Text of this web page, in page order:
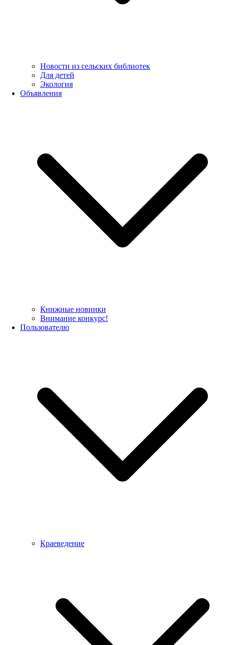
Новости из сельских библиотек
Для детей
Экология
Объявления
Книжные новинки
Внимание конкурс!
Пользователю
Краеведение